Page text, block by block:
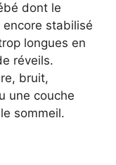
dont le
encore stabilisé
longues en
réveils.
bruit,
une couche
sommeil.